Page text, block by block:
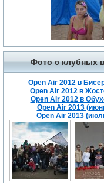
Фото с клубных
Open Air 2012 в
Open Air 2012 в
Open Air 2012 в
Open Air 2013
Open Air 2013